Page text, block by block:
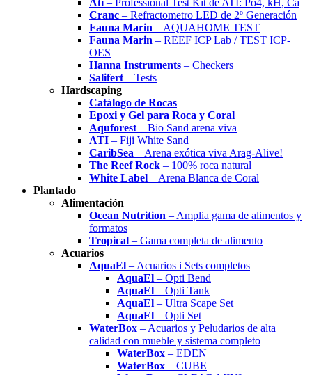
Ati – Professional Test Kit de ATI: Po4, kH, Ca
Cranc – Refractometro LED de 2º Generación
Fauna Marin – AQUAHOME TEST
Fauna Marin – REEF ICP Lab / TEST ICP-
OES
Hanna Instruments – Checkers
Salifert – Tests
Hardscaping
Catálogo de Rocas
Epoxi y Gel para Roca y Coral
Aquforest – Bio Sand arena viva
ATI – Fiji White Sand
CaribSea – Arena exótica viva Arag-Alive!
The Reef Rock – 100% roca natural
White Label – Arena Blanca de Coral
Plantado
Alimentación
Ocean Nutrition – Amplia gama de alimentos y
formatos
Tropical – Gama completa de alimento
Acuarios
AquaEl – Acuarios i Sets completos
AquaEl – Opti Bend
AquaEl – Opti Tank
AquaEl – Ultra Scape Set
AquaEl – Opti Set
WaterBox – Acuarios y Peludarios de alta
calidad con mueble y sistema completo
WaterBox – EDEN
WaterBox – CUBE